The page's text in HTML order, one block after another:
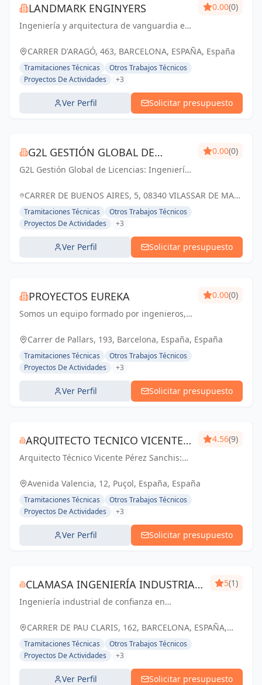
LANDMARK ENGINYERS
Ingeniería y arquitectura de vanguardia en
que marcan la diferencia.
0.00(0)
CARRER D'ARAGÓ, 463, BARCELONA, ESPAÑA, España
Tramitaciones Técnicas
Otros Trabajos Técnicos
Proyectos De Actividades
+3
Ver Perfil Solicitar presupuesto
G2L GESTIÓN GLOBAL DE
LICENCIAS
G2L Gestión Global de Licencias: Ingeniería
y tramitación de Proyectos de Licencia de
0.00(0)
CARRER DE BUENOS AIRES, 5, 08340 VILASSAR DE MAR,
BARCELONA, ESPAÑA, España
Tramitaciones Técnicas
Otros Trabajos Técnicos
Proyectos De Actividades
+3
Ver Perfil Solicitar presupuesto
PROYECTOS EUREKA
Somos un equipo formado por ingenieros,
experiencia en los sectores de licencias de
ejecución...
0.00(0)
Carrer de Pallars, 193, Barcelona, España, España
Tramitaciones Técnicas
Otros Trabajos Técnicos
Proyectos De Actividades
+3
Ver Perfil Solicitar presupuesto
ARQUITECTO TECNICO VICENTE
PÉREZ SANCHIS
Arquitecto Técnico Vicente Pérez Sanchis:
transformando ideas en realidad.
4.56(9)
Avenida Valencia, 12, Puçol, España, España
Tramitaciones Técnicas
Otros Trabajos Técnicos
Proyectos De Actividades
+3
Ver Perfil Solicitar presupuesto
CLAMASA INGENIERÍA INDUSTRIAL
Y SERVICIOS, S.L.
Ingeniería industrial de confianza en
de tu negocio.
5(1)
CARRER DE PAU CLARIS, 162, BARCELONA, ESPAÑA,
España
Tramitaciones Técnicas
Otros Trabajos Técnicos
Proyectos De Actividades
+3
Ver Perfil Solicitar presupuesto